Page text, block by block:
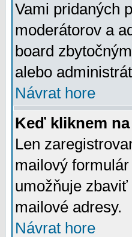
Vami pridaných
moderátorov a
board
alebo
Návrat hore
Keď kliknem
Len
mailový
umožňuje
mailové adresy.
Návrat hore